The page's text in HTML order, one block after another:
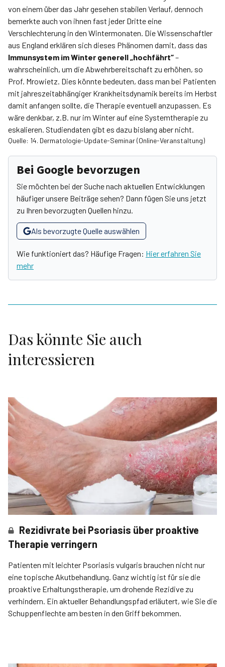
von einem über das Jahr gesehen stabilen Verlauf, dennoch
bemerkte auch von ihnen fast jeder Dritte eine
Verschlechterung in den Wintermonaten. Die Wissenschaftler
aus England erklären sich dieses Phänomen damit, dass das
Immunsystem im Winter generell „hochfährt“–
wahrscheinlich, um die Abwehrbereitschaft zu erhöhen, so
Prof. Mrowietz. Dies könnte bedeuten, dass man bei Patienten
mit jahreszeitabhängiger Krankheitsdynamik bereits im Herbst
damit anfangen sollte, die Therapie eventuell anzupassen. Es
wäre denkbar, z.B. nur im Winter auf eine Systemtherapie zu
eskalieren. Studiendaten gibt es dazu bislang aber nicht.
Quelle: 14. Dermatologie-Update-Seminar (Online-Veranstaltung)
Bei Google bevorzugen
Sie möchten bei der Suche nach aktuellen Entwicklungen
häufiger unsere Beiträge sehen? Dann fügen Sie uns jetzt
zu Ihren bevorzugten Quellen hinzu.
Als bevorzugte Quelle auswählen
Wie funktioniert das? Häufige Fragen: Hier erfahren Sie
mehr
Das könnte Sie auch
interessieren
Rezidivrate bei Psoriasis über proaktive
Therapie verringern
Patienten mit leichter Psoriasis vulgaris brauchen nicht nur
eine topische Akutbehandlung. Ganz wichtig ist für sie die
proaktive Erhaltungstherapie, um drohende Rezidive zu
verhindern. Ein aktueller Behandlungspfad erläutert, wie Sie die
Schuppenflechte am besten in den Griff bekommen.